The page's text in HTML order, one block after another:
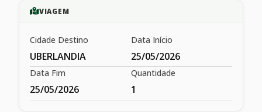
VIAGEM
Cidade Destino
UBERLANDIA
Data Início
25/05/2026
Data Fim
25/05/2026
Quantidade
1